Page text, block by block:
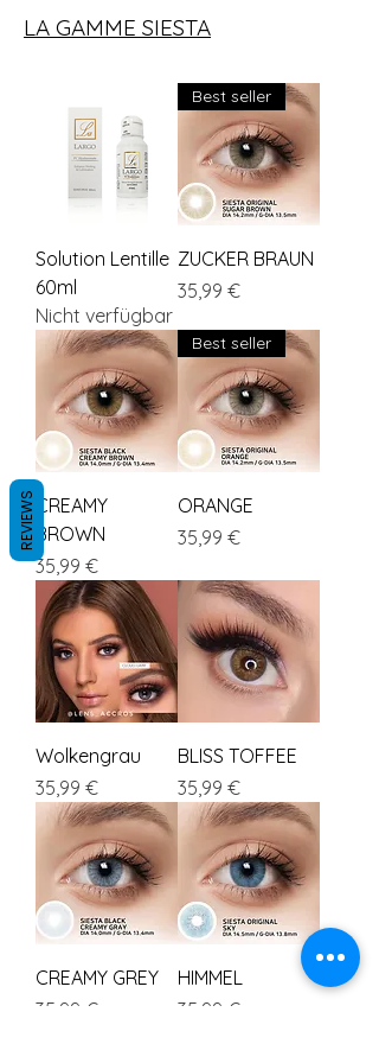
LA GAMME SIESTA
Solution Lentille
60ml
Nicht verfügbar
Best seller
ZUCKER BRAUN
Preis
35,99 €
CREAMY
BROWN
Preis
35,99 €
Best seller
ORANGE
Preis
35,99 €
Wolkengrau
Preis
35,99 €
BLISS TOFFEE
Preis
35,99 €
CREAMY GREY
Preis
35,99 €
HIMMEL
Preis
35,99 €
REVIEWS